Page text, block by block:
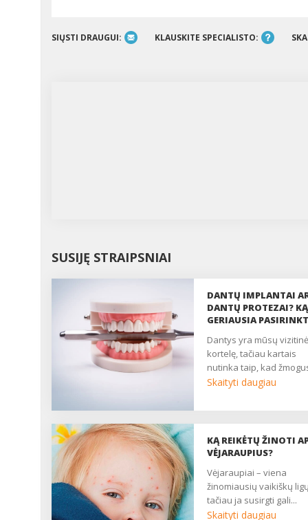
SIŲSTI DRAUGUI: KLAUSKITE SPECIALISTO:
SUSIJĘ STRAIPSNIAI
DANTŲ IMPLANTAI
DANTŲ PROTEZAI? KĄ
GERIAUSIA
dantys yra mūsų vizitinė
kortelę, tačiau kartais
nutinka taip, kad
Skaityti daugiau
KĄ REIKĖTŲ ŽINOTI
VĖJARAUPIUS?
vėjaraupiai – viena
žinomiausių vaikiškų
tačiau ja susirgti gali...
Skaityti daugiau